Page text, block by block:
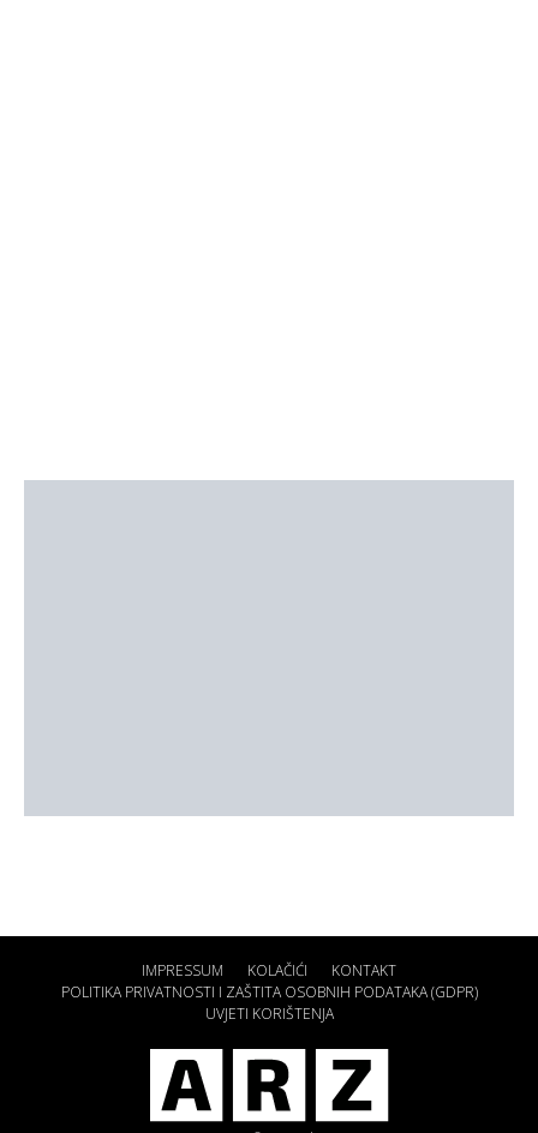
IMPRESSUM KOLAČIĆI
KONTAKT
POLITIKA PRIVATNOSTI I ZAŠTITA OSOBNIH PODATAKA (GDPR)
UVJETI KORIŠTENJA